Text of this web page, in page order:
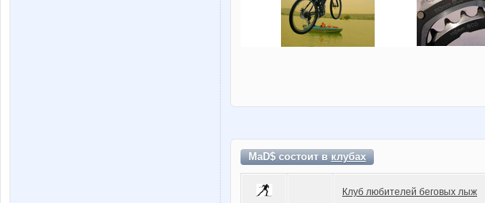
MaD$ состоит вклубах
Клуб любителей беговых лыж